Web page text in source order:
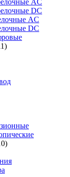
AC
DC
AC
DC